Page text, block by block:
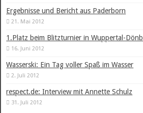
Ergebnisse und Bericht aus Paderborn
21. Mai 2012
1.Platz beim Blitzturnier in Wuppertal-
16. Juni 2012
Wasserski: Ein Tag voller Spaß im Wasser
2. Juli 2012
respect.de: Interview mit Annette Schulz
31. Juli 2012